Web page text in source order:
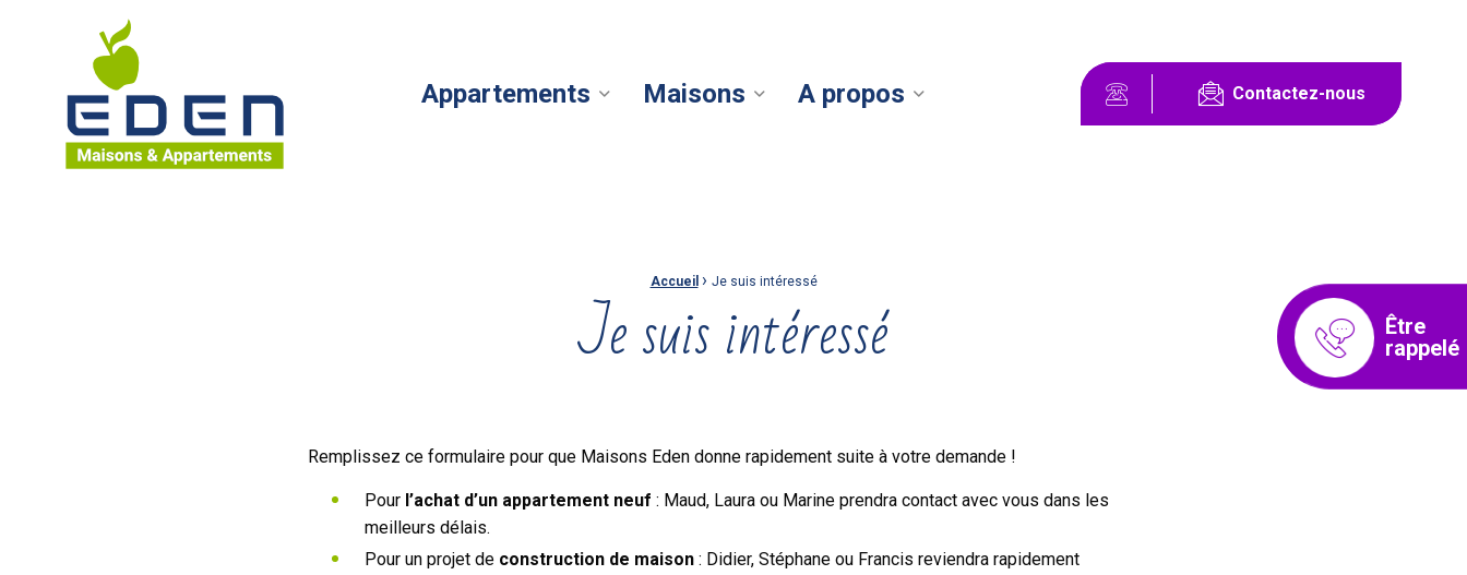
Maisons Eden Maisons & Appartements
Appartements Maisons A propos Contactez-nous
Accueil › Je suis intéressé
Je suis intéressé
Remplissez ce formulaire pour que Maisons Eden donne rapidement suite à votre demande !
Pour l’achat d’un appartement neuf : Maud, Laura ou Marine prendra contact avec vous dans les
meilleurs délais.
Pour un projet de construction de maison : Didier, Stéphane ou Francis reviendra rapidement
Être
rappelé